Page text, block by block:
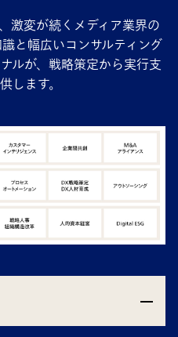
激変が続くメディア業界の
と幅広いコンサルティング
ルが、戦略策定から実行支
します。